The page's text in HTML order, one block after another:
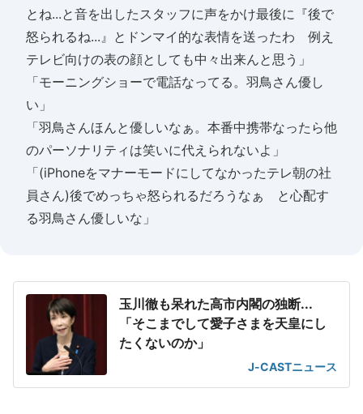
とね...と音を出したスタッフに声をかけ最後に『後で
怒られるね...』とドンマイ的な表情を送ったわ 例え
テレビ向けの表の顔としても中々出来んと思う」
「モーニングショーで電話なってる。羽鳥さん優し
い」
「羽鳥さんほんと優しいなぁ。本番中携帯なったら他
のパーソナリティは笑いに代えられないよ」
「(iPhoneをマナーモードにしてなかったテレ朝の社
員さん)後でめっちゃ怒られるだろうなぁ と心配す
る羽鳥さん優しいな」
玉川徹も呆れた高市内閣の独断...
「そこまでして愛子さまを天皇にし
たくないのか」
J-CASTニュース